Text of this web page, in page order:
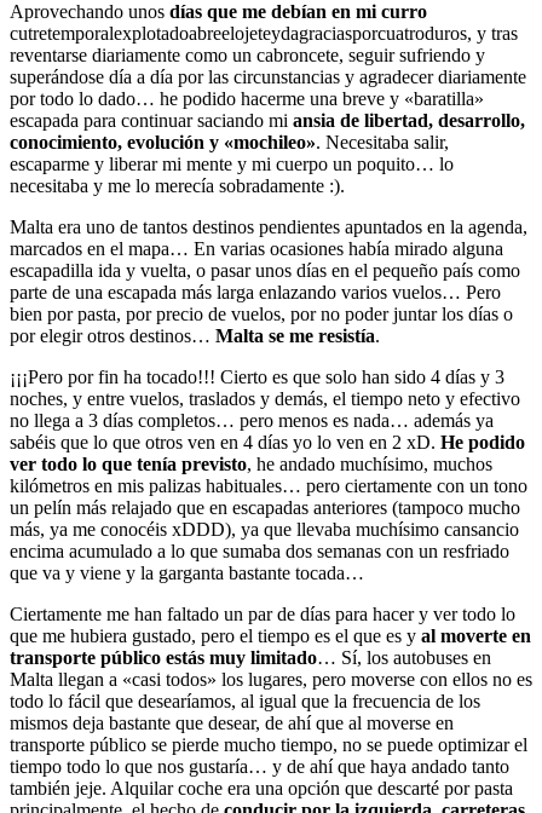
Aprovechando unos días que me debían en mi curro
cutretemporalexplotadoabreelojeteydagraciasporcuatroduros, y tras
reventarse diariamente como un cabroncete, seguir sufriendo y
superándose día a día por las circunstancias y agradecer diariamente
por todo lo dado… he podido hacerme una breve y «baratilla»
escapada para continuar saciando mi ansia de libertad, desarrollo,
conocimiento, evolución y «mochileo». Necesitaba salir,
escaparme y liberar mi mente y mi cuerpo un poquito… lo
necesitaba y me lo merecía sobradamente :).
Malta era uno de tantos destinos pendientes apuntados en la agenda,
marcados en el mapa… En varias ocasiones había mirado alguna
escapadilla ida y vuelta, o pasar unos días en el pequeño país como
parte de una escapada más larga enlazando varios vuelos… Pero
bien por pasta, por precio de vuelos, por no poder juntar los días o
por elegir otros destinos… Malta se me resistía.
¡¡¡Pero por fin ha tocado!!! Cierto es que solo han sido 4 días y 3
noches, y entre vuelos, traslados y demás, el tiempo neto y efectivo
no llega a 3 días completos… pero menos es nada… además ya
sabéis que lo que otros ven en 4 días yo lo ven en 2 xD. He podido
ver todo lo que tenía previsto, he andado muchísimo, muchos
kilómetros en mis palizas habituales… pero ciertamente con un tono
un pelín más relajado que en escapadas anteriores (tampoco mucho
más, ya me conocéis xDDD), ya que llevaba muchísimo cansancio
encima acumulado a lo que sumaba dos semanas con un resfriado
que va y viene y la garganta bastante tocada…
Ciertamente me han faltado un par de días para hacer y ver todo lo
que me hubiera gustado, pero el tiempo es el que es y al moverte en
transporte público estás muy limitado… Sí, los autobuses en
Malta llegan a «casi todos» los lugares, pero moverse con ellos no es
todo lo fácil que desearíamos, al igual que la frecuencia de los
mismos deja bastante que desear, de ahí que al moverse en
transporte público se pierde mucho tiempo, no se puede optimizar el
tiempo todo lo que nos gustaría… y de ahí que haya andado tanto
también jeje. Alquilar coche era una opción que descarté por pasta